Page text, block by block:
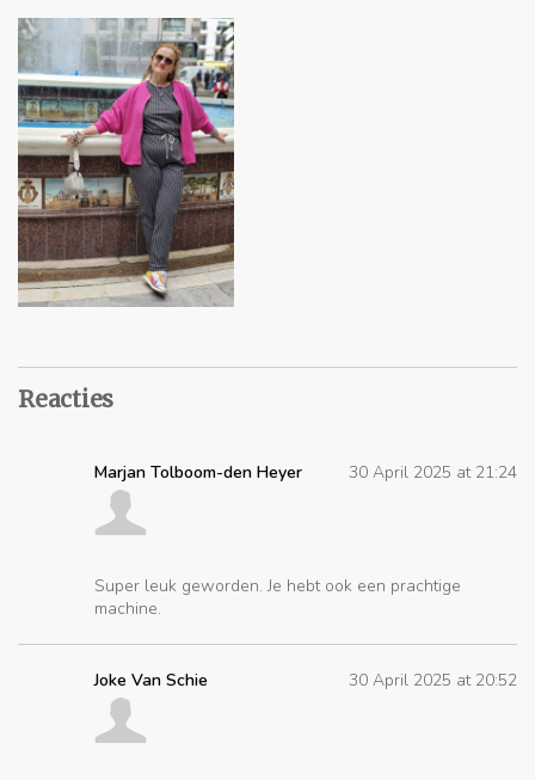
Reacties
Marjan Tolboom-den Heyer 30 April 2025 at 21:24
Super leuk geworden. Je hebt ook een prachtige
machine.
Joke Van Schie 30 April 2025 at 20:52